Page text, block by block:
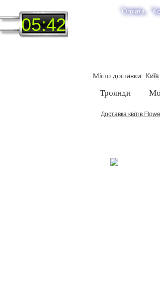
05:42
Оплата
Місто доставки
Троянди
Доставка квітів